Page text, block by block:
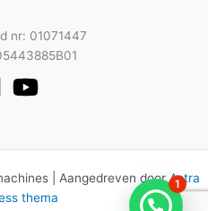
nr: 01071447
| Aangedreven doorAstra
thema
1